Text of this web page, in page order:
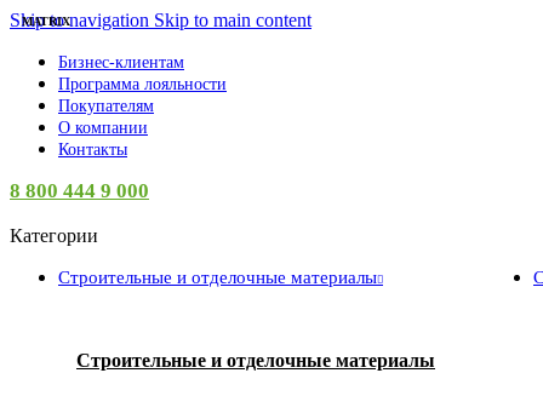
Skip to navigation Skip to main content
Бизнес-клиентам
Программа лояльности
Покупателям
О компании
Контакты
8 800 444 9 000
Категории
Строительные и отделочные материалы
Строительные и отделочные материалы
MATRIX